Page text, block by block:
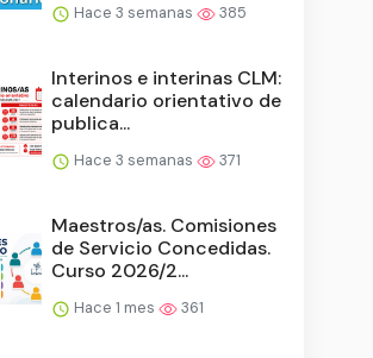
Hace 3 semanas 385
Interinos e interinas CLM:
calendario orientativo de
publica...
Hace 3 semanas 371
Maestros/as. Comisiones
de Servicio Concedidas.
Curso 2026/2...
Hace 1 mes 361